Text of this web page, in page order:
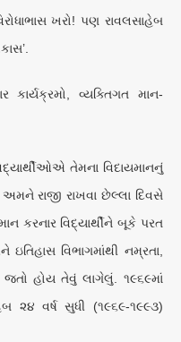
ખરો! પણ રાવલસાહેબ
કાર્યક્રમો, વ્યક્તિગત માન-
તેમના વિદાયમાનનું
રાજી રાખવા છેલ્લા દિવસે
કરનાર વિદ્યાર્થીને બૂકે પરત
વિભાગમાંથી નમ્રતા,
જતો હોય તેવું લાગેલું. ૧૯૬૯માં
૨૪ વર્ષ સુધી (૧૯૬૯-૧૯૯૩)